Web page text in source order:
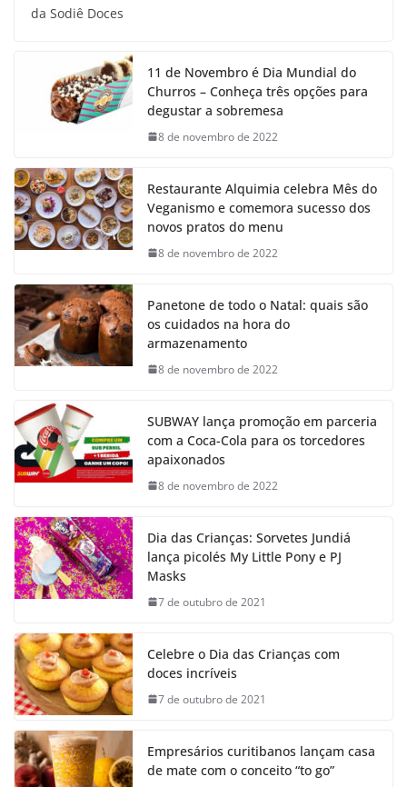
da Sodiê Doces
11 de Novembro é Dia Mundial do
Churros – Conheça três opções para
degustar a sobremesa
8 de novembro de 2022
Restaurante Alquimia celebra Mês do
Veganismo e comemora sucesso dos
novos pratos do menu
8 de novembro de 2022
Panetone de todo o Natal: quais são
os cuidados na hora do
armazenamento
8 de novembro de 2022
SUBWAY lança promoção em parceria
com a Coca-Cola para os torcedores
apaixonados
8 de novembro de 2022
Dia das Crianças: Sorvetes Jundiá
lança picolés My Little Pony e PJ
Masks
7 de outubro de 2021
Celebre o Dia das Crianças com
doces incríveis
7 de outubro de 2021
Empresários curitibanos lançam casa
de mate com o conceito “to go”